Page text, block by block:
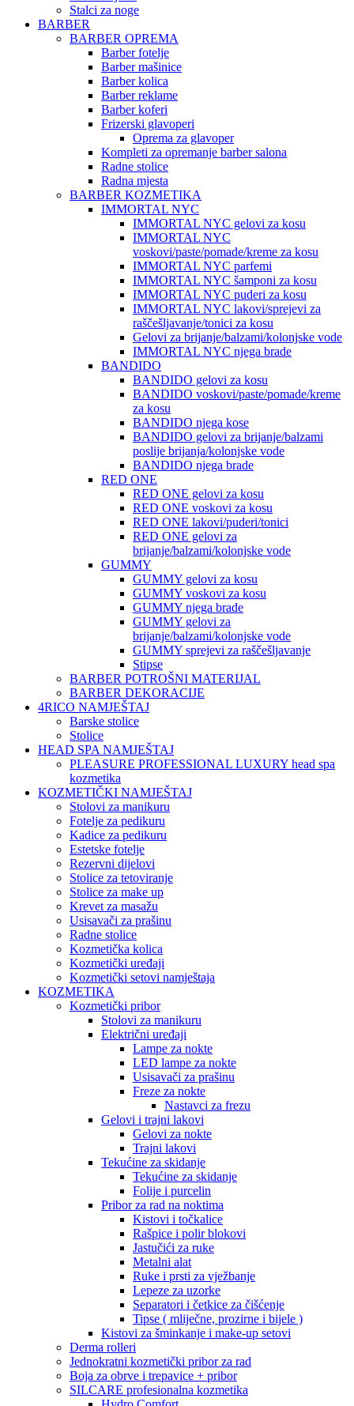
Stalci za noge
BARBER
BARBER OPREMA
Barber fotelje
Barber mašinice
Barber kolica
Barber reklame
Barber koferi
Frizerski glavoperi
Oprema za glavoper
Kompleti za opremanje barber salona
Radne stolice
Radna mjesta
BARBER KOZMETIKA
IMMORTAL NYC
IMMORTAL NYC gelovi za kosu
IMMORTAL NYC
voskovi/paste/pomade/kreme za kosu
IMMORTAL NYC parfemi
IMMORTAL NYC šamponi za kosu
IMMORTAL NYC puderi za kosu
IMMORTAL NYC lakovi/sprejevi za
raščešljavanje/tonici za kosu
Gelovi za brijanje/balzami/kolonjske vode
IMMORTAL NYC njega brade
BANDIDO
BANDIDO gelovi za kosu
BANDIDO voskovi/paste/pomade/kreme
za kosu
BANDIDO njega kose
BANDIDO gelovi za brijanje/balzami
poslije brijanja/kolonjske vode
BANDIDO njega brade
RED ONE
RED ONE gelovi za kosu
RED ONE voskovi za kosu
RED ONE lakovi/puderi/tonici
RED ONE gelovi za
brijanje/balzami/kolonjske vode
GUMMY
GUMMY gelovi za kosu
GUMMY voskovi za kosu
GUMMY njega brade
GUMMY gelovi za
brijanje/balzami/kolonjske vode
GUMMY sprejevi za raščešljavanje
Stipse
BARBER POTROŠNI MATERIJAL
BARBER DEKORACIJE
4RICO NAMJEŠTAJ
Barske stolice
Stolice
HEAD SPA NAMJEŠTAJ
PLEASURE PROFESSIONAL LUXURY head spa
kozmetika
KOZMETIČKI NAMJEŠTAJ
Stolovi za manikuru
Fotelje za pedikuru
Kadice za pedikuru
Estetske fotelje
Rezervni dijelovi
Stolice za tetoviranje
Stolice za make up
Krevet za masažu
Usisavači za prašinu
Radne stolice
Kozmetička kolica
Kozmetički uređaji
Kozmetički setovi namještaja
KOZMETIKA
Kozmetički pribor
Stolovi za manikuru
Električni uređaji
Lampe za nokte
LED lampe za nokte
Usisavači za prašinu
Freze za nokte
Nastavci za frezu
Gelovi i trajni lakovi
Gelovi za nokte
Trajni lakovi
Tekućine za skidanje
Tekućine za skidanje
Folije i purcelin
Pribor za rad na noktima
Kistovi i točkalice
Rašpice i polir blokovi
Jastučići za ruke
Metalni alat
Ruke i prsti za vježbanje
Lepeze za uzorke
Separatori i četkice za čišćenje
Tipse ( mliječne, prozirne i bijele )
Kistovi za šminkanje i make-up setovi
Derma rolleri
Jednokratni kozmetički pribor za rad
Boja za obrve i trepavice + pribor
SILCARE profesionalna kozmetika